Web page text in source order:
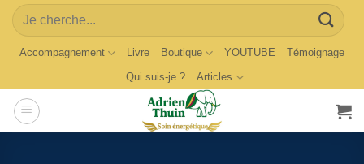
Skip
content
Search
for:
Accompagnement
Livre Boutique YOUTUBE
Témoignage
Qui suis-je ?
Articles